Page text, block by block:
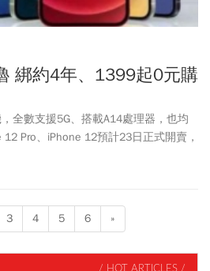
綁約4年、1399起0元購
全數支援5G、搭載A14處理器，也均
Pro、iPhone 12預計23日正式開賣，
華電、台灣大、遠傳以及台灣之星也
（128G）來說，台灣大、遠傳均可享0
1799元門檻，但各家業者均有舊換新
果的高人氣，衝出申辦潮。
3 4 5 6 »